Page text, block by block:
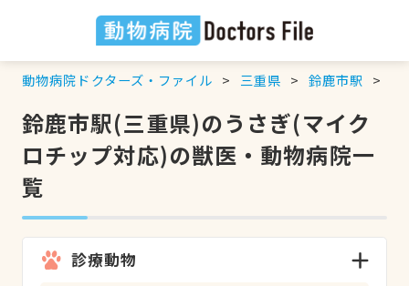
動物病院ドクターズ・ファイル 三重県 鈴鹿市駅
鈴鹿市駅(三重県)のうさぎ(マイク
ロチップ対応)の獣医・動物病院一
覧
診療動物